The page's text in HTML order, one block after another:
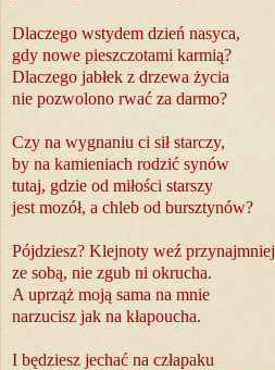
Dlaczego wstydem dzień nasyca,
gdy nowe pieszczotami karmią?
Dlaczego jabłek z drzewa życia
nie pozwolono rwać za darmo?
Czy na wygnaniu ci sił starczy,
by na kamieniach rodzić synów
tutaj, gdzie od miłości starszy
jest mozół, a chleb od bursztynów?
Pójdziesz? Klejnoty weź przynajmniej
ze sobą, nie zgub ni okrucha.
A uprząż moją sama na mnie
narzucisz jak na kłapoucha.
I będziesz jechać na człapaku